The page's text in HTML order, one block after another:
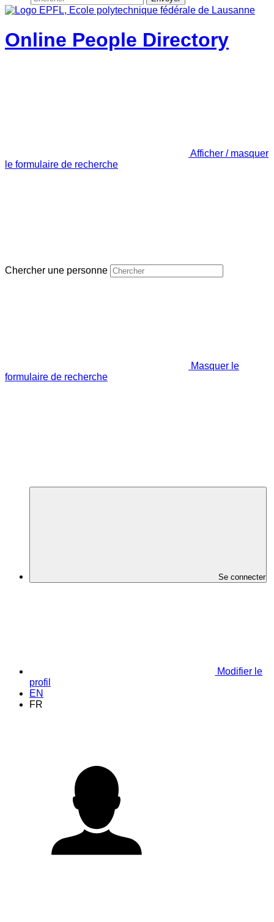
Online People Directory
Afficher / masquer
le formulaire de recherche
Chercher une personne
Masquer le
formulaire de recherche
Se connecter
Modifier le
profil
EN
FR